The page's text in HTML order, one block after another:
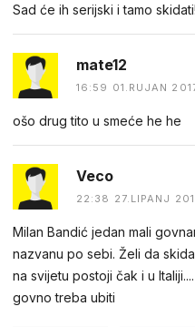
Sad će ih serijski i tamo
mate12
16:59 01.RUJAN
ošo drug tito u smeće he he
Veco
22:38 27.LIPANJ
Milan Bandić jedan mali
nazvanu po sebi. Želi da
na svijetu postoji čak i u
govno treba ubiti